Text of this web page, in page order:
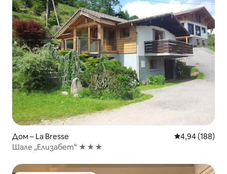
Дом – La Bresse Средна
4,94 (188)
Шале „Елизабет“ ★★★